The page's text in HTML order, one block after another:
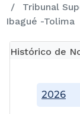
Tribunal
Ibagué -Tolima
Histórico de
2026